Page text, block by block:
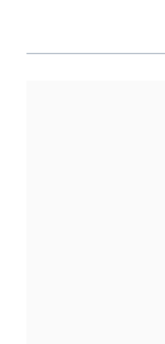
Temas de